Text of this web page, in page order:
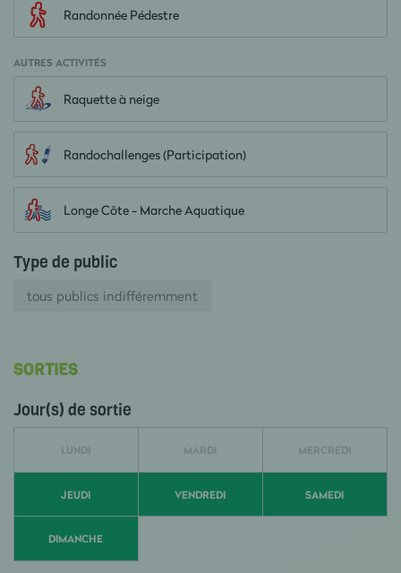
Randonnée Pédestre
AUTRES ACTIVITÉS
Raquette à neige
Randochallenges (Participation)
Longe Côte - Marche Aquatique
Type de public
tous publics indifféremment
SORTIES
Jour(s) de sortie
LUNDI MARDI MERCREDI
JEUDI VENDREDI SAMEDI
DIMANCHE